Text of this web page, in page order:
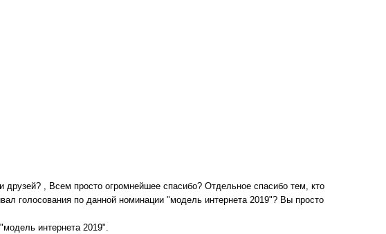
друзей? , Всем просто огромнейшее спасибо? Отдельное спасибо тем, кто
голосования по данной номинации "модель интернета 2019"? Вы просто
интернета 2019".